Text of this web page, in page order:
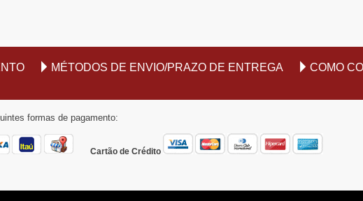
MÉTODOS DE ENVIO/PRAZO DE ENTREGA COMO
formas de pagamento:
Cartão de Crédito